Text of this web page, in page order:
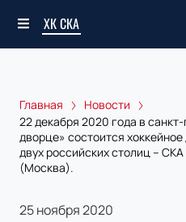
ХК СКА
Главная
Новости
22 декабря 2020 года в
дворце» состоится
двух российских столиц –
(Москва).
25 ноября 2020